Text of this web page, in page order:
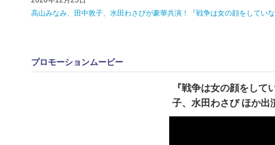
高山みなみ、田中敦子、水田わさびが豪華共演！『戦争は女の顔をしてい
プロモーションムービー
『戦争は女の顔をして
子、水田わさび ほか出